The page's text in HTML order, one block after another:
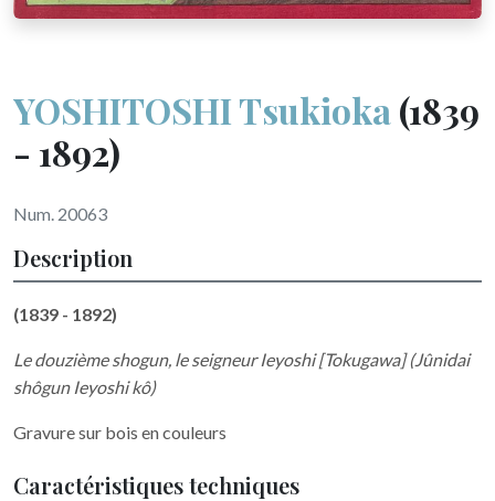
YOSHITOSHI Tsukioka(1839
- 1892)
Num. 20063
Description
(1839 - 1892)
Le douzième shogun, le seigneur Ieyoshi [Tokugawa] (Jûnidai
shôgun Ieyoshi kô)
Gravure sur bois en couleurs
Caractéristiques techniques